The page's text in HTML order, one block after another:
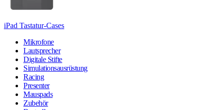
iPad Tastatur-Cases
Mikrofone
Lautsprecher
Digitale Stifte
Simulationsausrüstung
Racing
Presenter
Mauspads
Zubehör